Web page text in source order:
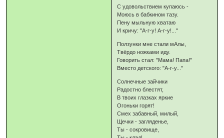
С удовольствием купаюсь -
Моюсь в бабкином тазу.
Пену мыльную хватаю
И кричу: "А-г-у! А-г-у!..."
Ползунки мне стали мАлы,
Твёрдо ножками иду.
Говорить стал: "Мама! Папа!"
Вместо детского: "А-г-у..."
Солнечные зайчики
Радостно блестят,
В твоих глазках яркие
Огоньки горят!
Смех забавный, милый,
Щечки - загляденье,
Ты - сокровище,